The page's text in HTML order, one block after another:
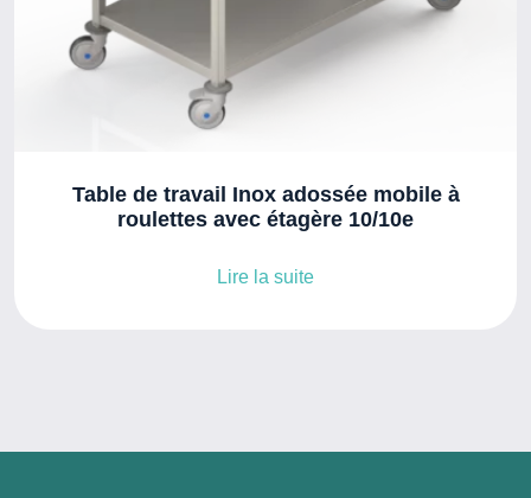
Table de travail Inox adossée mobile à
roulettes avec étagère 10/10e
Lire la suite